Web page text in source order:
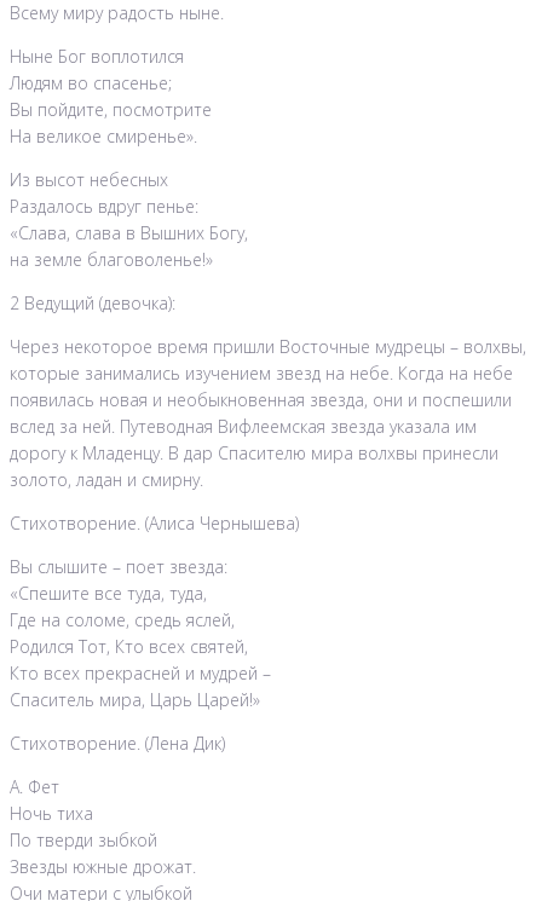
Всему миру радость ныне.
Ныне Бог воплотился
Людям во спасенье;
Вы пойдите, посмотрите
На великое смиренье».
Из высот небесных
Раздалось вдруг пенье:
«Слава, слава в Вышних Богу,
на земле благоволенье!»
2 Ведущий (девочка):
Через некоторое время пришли Восточные мудрецы – волхвы,
которые занимались изучением звезд на небе. Когда на небе
появилась новая и необыкновенная звезда, они и поспешили
вслед за ней. Путеводная Вифлеемская звезда указала им
дорогу к Младенцу. В дар Спасителю мира волхвы принесли
золото, ладан и смирну.
Стихотворение. (Алиса Чернышева)
Вы слышите – поет звезда:
«Спешите все туда, туда,
Где на соломе, средь яслей,
Родился Тот, Кто всех святей,
Кто всех прекрасней и мудрей –
Спаситель мира, Царь Царей!»
Стихотворение. (Лена Дик)
А. Фет
Ночь тиха
По тверди зыбкой
Звезды южные дрожат.
Очи матери с улыбкой